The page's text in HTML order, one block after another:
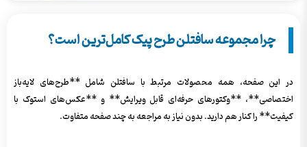
چرا مجموعه سافتلن طرح پیک کامل‌ترین است؟
در این صفحه، همه محصولات مرتبط با سافتلن شامل **طرح‌های لایه‌باز
اختصاصی**، **وکتورهای حرفه‌ای قابل ویرایش** و **عکس‌های استوک با
کیفیت** را کنار هم دارید. بدون نیاز به مراجعه به چند صفحه متفاوت.